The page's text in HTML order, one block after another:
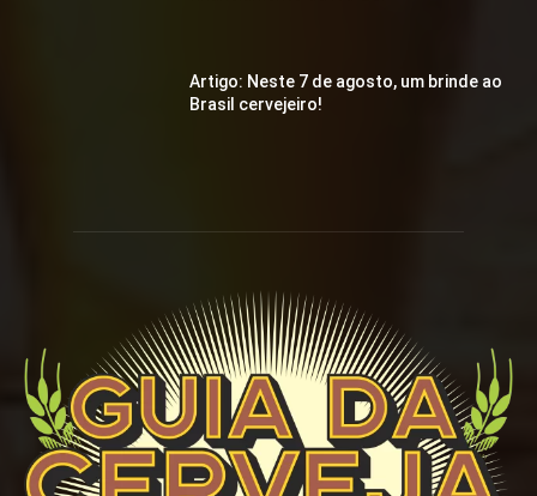
Artigo: Neste 7 de agosto, um brinde ao
Brasil cervejeiro!